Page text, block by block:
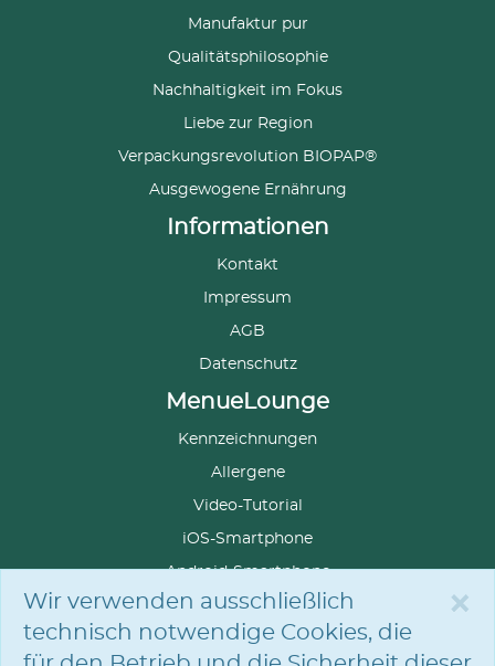
×
Wir verwenden ausschließlich
technisch notwendige Cookies, die
Manufaktur pur
Qualitätsphilosophie
Nachhaltigkeit im Fokus
Liebe zur Region
Verpackungsrevolution BIOPAP®
Ausgewogene Ernährung
Informationen
Kontakt
Impressum
AGB
Datenschutz
MenueLounge
Kennzeichnungen
Allergene
Video-Tutorial
iOS-Smartphone
Android-Smartphone